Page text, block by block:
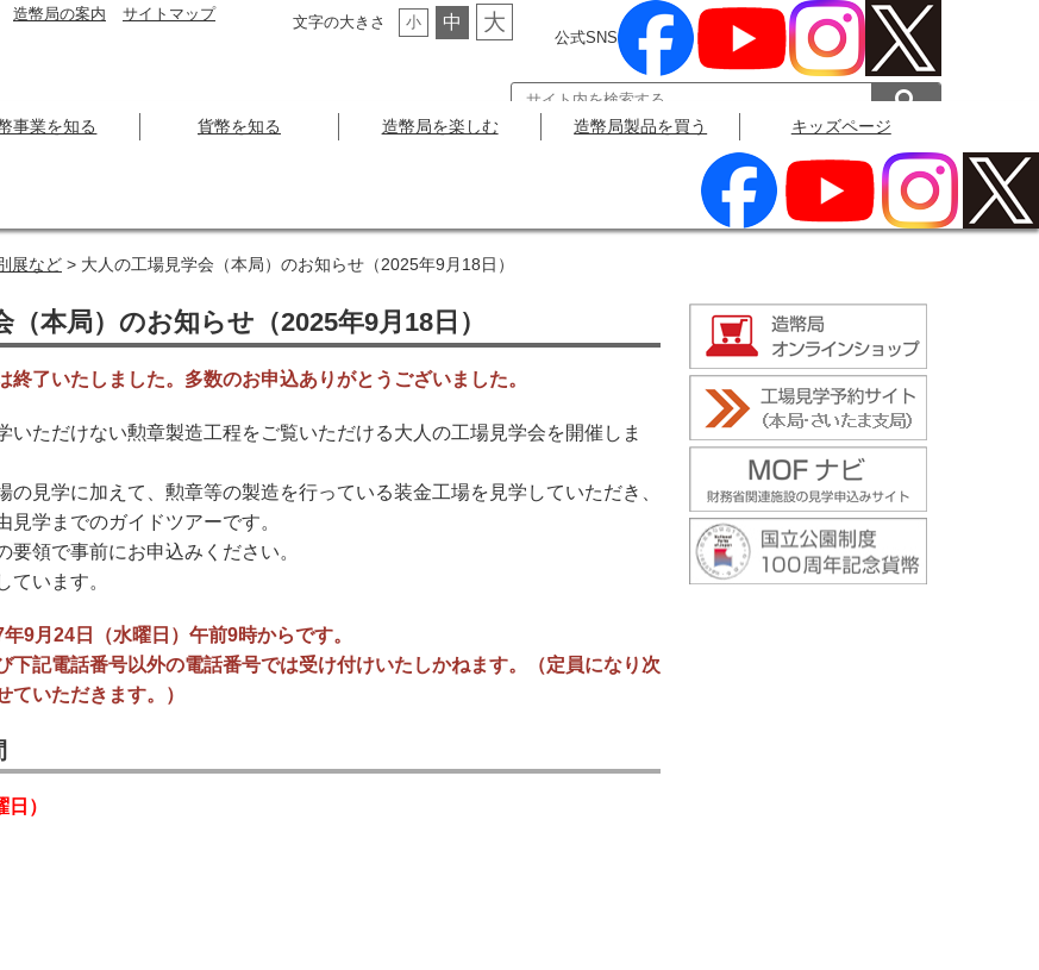
造幣局の案内 サイトマップ 文字の大きさ 小 中 大
公式SNS
事業を知る 貨幣を知る 造幣局を楽しむ 造幣局製品を買う キッズページ
展など > 大人の工場見学会（本局）のお知らせ（2025年9月18日）
（本局）のお知らせ（2025年9月18日）
終了いたしました。多数のお申込ありがとうございました。
いただけない勲章製造工程をご覧いただける大人の工場見学会を開催しま
の見学に加えて、勲章等の製造を行っている装金工場を見学していただき、
見学までのガイドツアーです。
要領で事前にお申込みください。
ています。
9月24日（水曜日）午前9時からです。
下記電話番号以外の電話番号では受け付けいたしかねます。（定員になり次
ていただきます。）
）